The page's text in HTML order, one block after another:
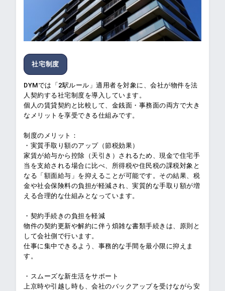
社宅制度
DYMでは「2駅ルール」適用者を対象に、会社が物件を法
人契約する社宅制度を導入しています。
個人の賃貸契約と比較して、金銭面・事務面の両方で大き
なメリットを享受できる仕組みです。
制度のメリット：
・実質手取り額のアップ（節税効果）
家賃が給与から控除（天引き）されるため、現金で住宅手
当を支給される場合に比べ、所得税や住民税の課税対象と
なる「額面給与」を抑えることが可能です。その結果、税
金や社会保険料の負担が軽減され、実質的な手取り額が増
える合理的な仕組みとなっています。
・契約手続きの負担を軽減
物件の契約更新や解約に伴う煩雑な書類手続きは、原則と
して会社側で行います。
仕事に集中できるよう、事務的な手間を最小限に抑えま
す。
・スムーズな新生活をサポート
上京時や引越し時も、会社のバックアップを受けながら安